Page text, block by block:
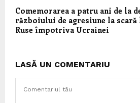
Comemorarea a patru ani de la
războiului de agresiune la scară
Ruse împotriva Ucrainei
LASĂ UN COMENTARIU